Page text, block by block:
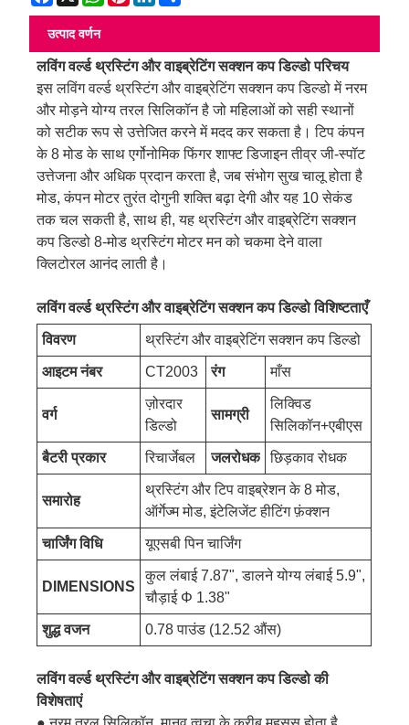
उत्पाद वर्णन
लविंग वर्ल्ड थ्रस्टिंग और वाइब्रेटिंग सक्शन कप डिल्डो परिचय
इस लविंग वर्ल्ड थ्रस्टिंग और वाइब्रेटिंग सक्शन कप डिल्डो में नरम
और मोड़ने योग्य तरल सिलिकॉन है जो महिलाओं को सही स्थानों
को सटीक रूप से उत्तेजित करने में मदद कर सकता है। टिप कंपन
के 8 मोड के साथ एर्गोनोमिक फिंगर शाफ्ट डिजाइन तीव्र जी-स्पॉट
उत्तेजना और अधिक प्रदान करता है, जब संभोग सुख चालू होता है
मोड, कंपन मोटर तुरंत दोगुनी शक्ति बढ़ा देगी और यह 10 सेकंड
तक चल सकती है, साथ ही, यह थ्रस्टिंग और वाइब्रेटिंग सक्शन
कप डिल्डो 8-मोड थ्रस्टिंग मोटर मन को चकमा देने वाला
क्लिटोरल आनंद लाती है।
लविंग वर्ल्ड थ्रस्टिंग और वाइब्रेटिंग सक्शन कप डिल्डो विशिष्टताएँ
विवरण थ्रस्टिंग और वाइब्रेटिंग सक्शन कप डिल्डो
आइटम नंबर CT2003 रंग माँस
वर्ग
ज़ोरदार
डिल्डो
सामग्री
लिक्विड
सिलिकॉन+एबीएस
बैटरी प्रकार रिचार्जेबल जलरोधक छिड़काव रोधक
समारोह
थ्रस्टिंग और टिप वाइब्रेशन के 8 मोड,
ऑर्गेज्म मोड, इंटेलिजेंट हीटिंग फ़ंक्शन
चार्जिंग विधि यूएसबी पिन चार्जिंग
DIMENSIONS
कुल लंबाई 7.87", डालने योग्य लंबाई 5.9",
चौड़ाई Φ 1.38"
शुद्ध वजन 0.78 पाउंड (12.52 औंस)
लविंग वर्ल्ड थ्रस्टिंग और वाइब्रेटिंग सक्शन कप डिल्डो की
विशेषताएं